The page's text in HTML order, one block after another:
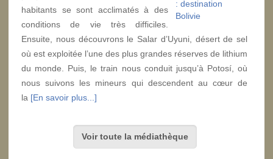
habitants se sont acclimatés à des
conditions de vie très difficiles.
Ensuite, nous découvrons le Salar d’Uyuni, désert de sel
où est exploitée l’une des plus grandes réserves de lithium
du monde. Puis, le train nous conduit jusqu’à Potosí, où
nous suivons les mineurs qui descendent au cœur de
la [En savoir plus...]
Voir toute la médiathèque